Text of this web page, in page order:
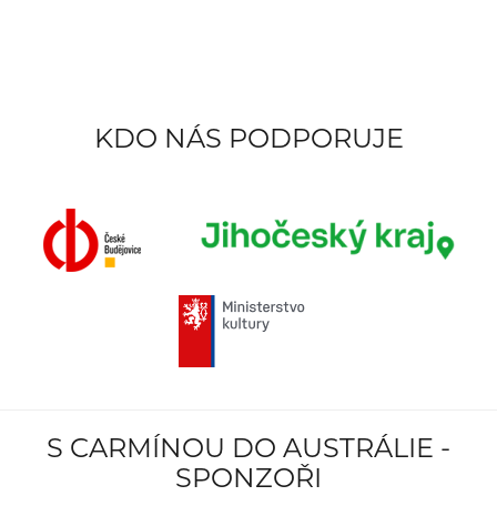
KDO NÁS PODPORUJE
S CARMÍNOU DO AUSTRÁLIE -
SPONZOŘI